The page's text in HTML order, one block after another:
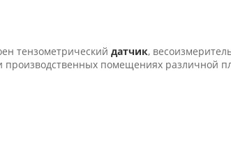
тензометрический датчик,
и производственных помещениях